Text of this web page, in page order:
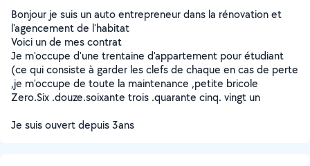
Bonjour je suis un auto entrepreneur dans la rénovation et
l'agencement de l'habitat
Voici un de mes contrat
Je m'occupe d'une trentaine d'appartement pour étudiant
(ce qui consiste à garder les clefs de chaque en cas de perte
,je m'occupe de toute la maintenance ,petite bricole
Zero.Six .douze.soixante trois .quarante cinq. vingt un
Je suis ouvert depuis 3ans